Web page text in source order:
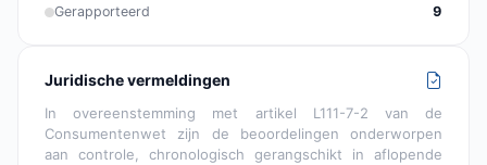
Gerapporteerd
9
Juridische vermeldingen
In overeenstemming met artikel L111-7-2 van de
Consumentenwet zijn de beoordelingen onderworpen
aan controle, chronologisch gerangschikt in aflopende